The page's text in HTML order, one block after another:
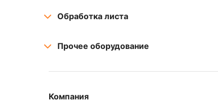
Обработка листа
Прочее оборудование
Компания